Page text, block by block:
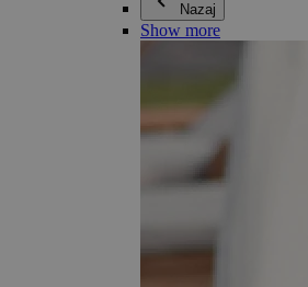
Nazaj
Show more